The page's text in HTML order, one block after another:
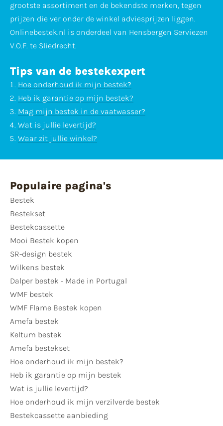
grootste assortiment en de bekendste merken, tegen
prijzen die ver onder de winkel adviesprijzen liggen.
Onlinebestek.nl is onderdeel van Hensbergen Serviezen
V.O.F. te Sliedrecht.
Tips van de bestekexpert
Hoe onderhoud ik mijn bestek?
Heb ik garantie op mijn bestek?
Mag mijn bestek in de vaatwasser?
Wat is jullie levertijd?
Waar zit jullie winkel?
Populaire pagina's
Bestek
Bestekset
Bestekcassette
Mooi Bestek kopen
SR-design bestek
Wilkens bestek
Dalper bestek - Made in Portugal
WMF bestek
WMF Flame Bestek kopen
Amefa bestek
Keltum bestek
Amefa bestekset
Hoe onderhoud ik mijn bestek?
Heb ik garantie op mijn bestek
Wat is jullie levertijd?
Hoe onderhoud ik mijn verzilverde bestek
Bestekcassette aanbieding